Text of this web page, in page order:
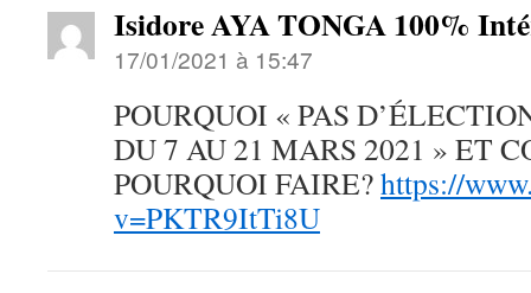
Isidore AYA TONGA 100%
17/01/2021 à 15:47
POURQUOI « PAS
DU 7 AU 21 MARS 2021 » ET
POURQUOI FAIRE?https://
v=PKTR9ItTi8U